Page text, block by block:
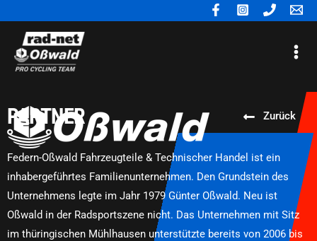
springen
PARTNER Zurück
Federn-Oßwald Fahrzeugteile & Technischer Handel ist ein
inhabergeführtes Familienunternehmen. Den Grundstein des
Unternehmens legte im Jahr 1979 Günter Oßwald. Neu ist
Oßwald in der Radsportszene nicht. Das Unternehmen mit Sitz
im thüringischen Mühlhausen unterstützte bereits von 2006 bis